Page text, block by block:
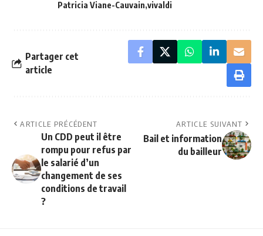
Patricia Viane-Cauvain vivaldi
Partager cet
article
ARTICLE PRÉCÉDENT
Un CDD peut il être
rompu pour refus par
le salarié d’un
changement de ses
conditions de travail
?
ARTICLE SUIVANT
Bail et information
du bailleur